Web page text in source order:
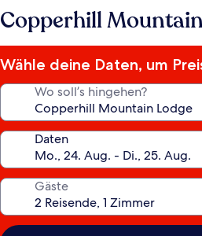
Copperhill
Wähle deine Daten, um
Wo soll’s hingehen?
Daten
Gäste